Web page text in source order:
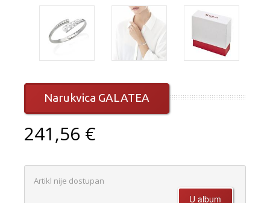
Narukvica GALATEA
241,56 €
Artikl nije dostupan